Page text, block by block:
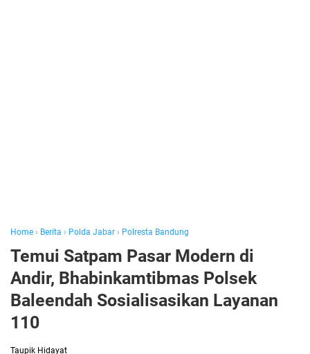
Home › Berita › Polda Jabar › Polresta Bandung
Temui Satpam Pasar Modern di
Andir, Bhabinkamtibmas Polsek
Baleendah Sosialisasikan Layanan
110
Taupik Hidayat